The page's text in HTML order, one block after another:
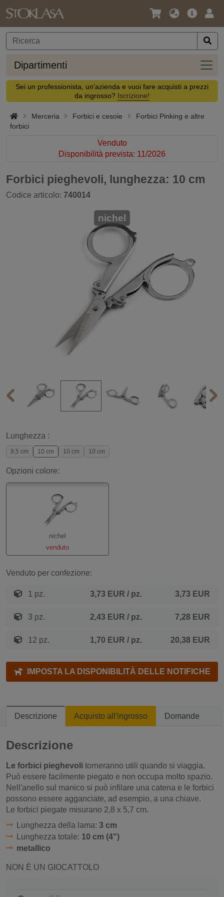
Lingua
Valuta
Offerta
Dipartimenti
Sei un professionista, un'azienda e vuoi fare acquisti a prezzi
da ingrosso? Iscrizione!
Merceria Forbici e cesoie
Forbici Pinking e altre
forbici
Venduto
Disponibilità prevista: 11/2026
Forbici pieghevoli, lunghezza: 10 cm
Codice articolo: 740014
nichel
Lunghezza :
9,5 cm 10 cm 10 cm 10 cm
Opzioni colore:
nichel
venduto
Venduto per confezione:
1 pz. 3,73 EUR / pz. 3,73 EUR
3 pz. 2,43 EUR / pz. 7,28 EUR
12 pz. 1,70 EUR / pz. 20,38 EUR
IMPOSTA LA DISPONIBILITÀ DELLE NOTIFICHE
Descrizione Acquisto all'ingrosso Domande
Descrizione
Le forbici pieghevoli torneranno utili quando si viaggia.
Può essere facilmente piegato e non occupa molto spazio.
Nell'anello sul manico si può infilare una catena e le forbici
possono essere agganciate, ad esempio, a una chiave.
Le forbici piegate misurano 2,8 x 5,7 cm.
Lunghezza della lama: 3 cm
Lunghezza totale: 10 cm (4")
metallico
NON È UN GIOCATTOLO